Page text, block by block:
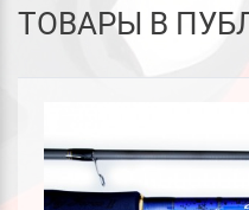
ТОВАРЫ В